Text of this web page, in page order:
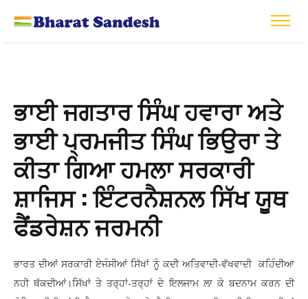
ਭਾਈ ਜਗਤਾਰ ਸਿੰਘ ਹਵਾਰਾ ਅਤੇ
ਭਾਈ ਪ੍ਰਮਜੀਤ ਸਿੰਘ ਭਿਉਰਾ ਤੇ
ਕੀਤਾ ਗਿਆ ਹਮਲਾ ਸਰਕਾਰੀ
ਸ਼ਾਜਿਸ : ਇੰਟਰਨੈਸ਼ਨਲ ਸਿੱਖ ਯੂਥ
ਫੈਂਡਰੇਸ਼ਨ ਜਰਮਨੀ
ਭਾਰਤ ਦੀਆਂ ਸਰਕਾਰੀ ਏਜੰਸੀਆਂ ਸਿੱਖਾਂ ਨੂੰ ਕਦੀ ਅਤਿਵਾਦੀ-ਵੱਖਵਾਦੀ ਕਹਿੰਦੀਆ
ਨਹੀ ਥੱਕਦੀਆਂ।ਸਿੱਖਾਂ ਤੇ ਤਰ੍ਹਾਂ-ਤਰ੍ਹਾਂ ਦੇ ਇਲਜਾਮ ਲਾ ਕੇ ਬਦਨਾਮ ਕਰਨ ਦੀ